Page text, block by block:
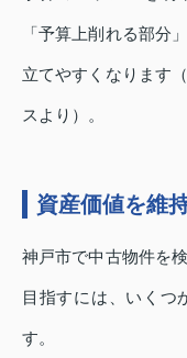
「予算上削れる部分
立てやすくなります
スより）。
資産価値を維
神戸市で中古物件を
目指すには、いくつ
す。